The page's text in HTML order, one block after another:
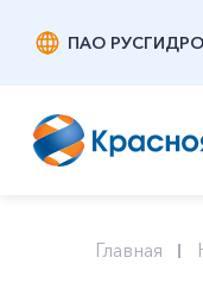
ПАО РУСГИДРО
Главная